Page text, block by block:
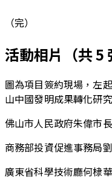
（完）
活動相片 （共5
圖為項目簽約現場，左
山中國發明成果轉化研
佛山市人民政府朱偉市
商務部投資促進事務局
廣東省科學技術廳何棣